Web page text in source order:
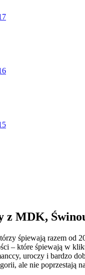
z MDK,
śpiewają razem od
– które śpiewają w
uroczy i bardzo
ale nie poprzestają